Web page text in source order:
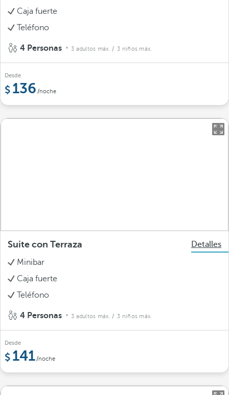
Caja fuerte
Teléfono
4 Personas 3 adultos máx. / 3 niños máx.
Desde
136 /noche
Suite con Terraza
Detalles
Minibar
Caja fuerte
Teléfono
4 Personas 3 adultos máx. / 3 niños máx.
Desde
141 /noche